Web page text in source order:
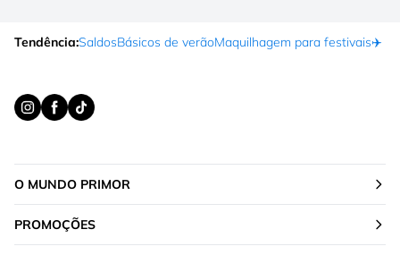
Tendência:SaldosBásicos de verãoMaquilhagem para festivais✈️
O MUNDO PRIMOR
PROMOÇÕES